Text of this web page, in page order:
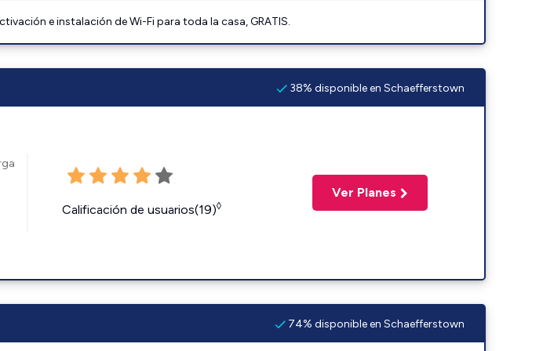
e instalación de Wi-Fi para toda la casa, GRATIS.
38% disponible en Schaefferstown
Calificación de usuarios(19)◊
Ver Planes
74% disponible en Schaefferstown